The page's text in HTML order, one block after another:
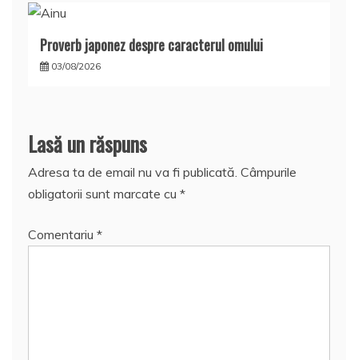
Proverb japonez despre caracterul omului
03/08/2026
Lasă un răspuns
Adresa ta de email nu va fi publicată. Câmpurile
obligatorii sunt marcate cu *
Comentariu *